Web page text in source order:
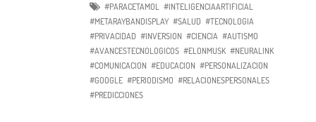
#PARACETAMOL
#INTELIGENCIAARTIFICIAL
#METARAYBANDISPLAY #SALUD #TECNOLOGIA
#PRIVACIDAD #INVERSION #CIENCIA #AUTISMO
#AVANCESTECNOLOGICOS #ELONMUSK #NEURALINK
#COMUNICACION #EDUCACION #PERSONALIZACION
#GOOGLE #PERIODISMO #RELACIONESPERSONALES
#PREDICCIONES